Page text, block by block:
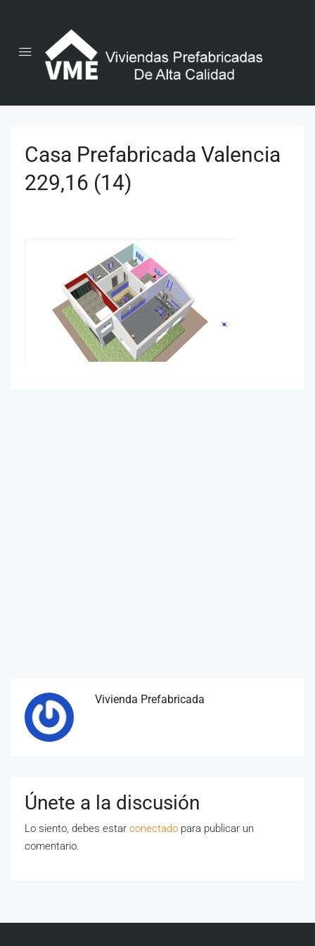
Casa Prefabricada Valencia
229,16 (14)
Vivienda Prefabricada
Únete a la discusión
Lo siento, debes estar conectado para publicar un
comentario.